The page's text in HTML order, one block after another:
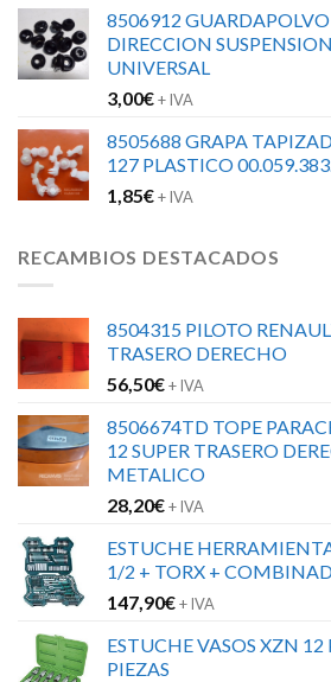
8506912
DIRECCION
UNIVERSAL
3,00€+ IVA
8505688 GRAPA
127 PLASTICO
1,85€+ IVA
RECAMBIOS DESTACADOS
8504315 PILOTO
TRASERO DERECHO
56,50€+ IVA
8506674TD TOPE
12 SUPER TRASERO
METALICO
28,20€+ IVA
ESTUCHE
1/2 + TORX +
147,90€+ IVA
ESTUCHE VASOS XZN
PIEZAS